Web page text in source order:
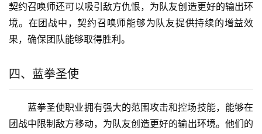
契约召唤师还可以吸引敌方仇恨，为队友创造更好的输出环
境。在团战中，契约召唤师能够为队友提供持续的增益效
果，确保团队能够取得胜利。
四、蓝拳圣使
蓝拳圣使职业拥有强大的范围攻击和控场技能，能够在
团战中限制敌方移动，为队友创造更好的输出环境。他们的